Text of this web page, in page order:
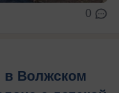
0
в Волжском